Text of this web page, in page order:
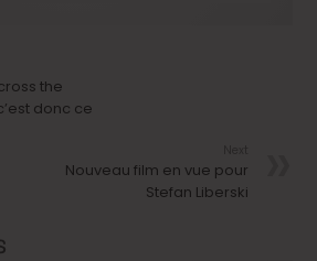
the
donc ce
Nouveau film en vue pour
Stefan Liberski